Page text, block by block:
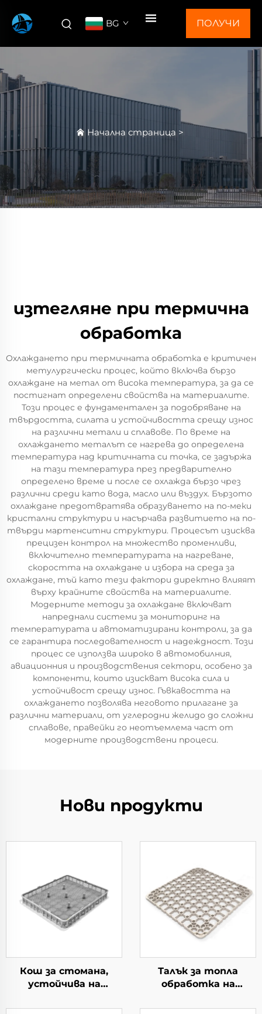
BG ПОЛУЧИ
Начална страница >
изтегляне при термична
обработка
Охлаждането при термичната обработка е критичен
метулургически процес, който включва бързо
охлаждане на метал от висока температура, за да се
постигнат определени свойства на материалите.
Този процес е фундаментален за подобряване на
твърдостта, силата и устойчивостта срещу износ
на различни метали и сплавове. По време на
охлаждането металът се нагрева до определена
температура над критичната си точка, се задържа
на тази температура през предварително
определено време и после се охлажда бързо чрез
различни среди като вода, масло или въздух. Бързото
охлаждане предотвратява образуването на по-меки
кристални структури и насърчава развитието на по-
твърди мартенситни структури. Процесът изисква
прецизен контрол на множество променливи,
включително температурата на нагреване,
скоростта на охлаждане и избора на среда за
охлаждане, тъй като тези фактори директно влияят
върху крайните свойства на материалите.
Модерните методи за охлаждане включват
напреднали системи за мониторинг на
температурата и автоматизирани контроли, за да
се гарантира последователност и надеждност. Този
процес се използва широко в автомобилния,
авиационния и производствения сектори, особено за
компоненти, които изискват висока сила и
устойчивост срещу износ. Гъвкавостта на
охлаждането позволява неговото прилагане за
различни материали, от углеродни желидо до сложни
сплавове, правейки го неотъемлема част от
модерните производствени процеси.
Нови продукти
Кош за стомана,
устойчива на
Талък за топла
обработка на